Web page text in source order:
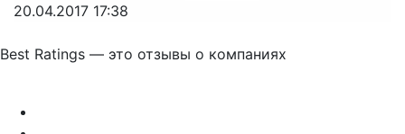
20.04.2017 17:38
Best Ratings — это отзывы о компаниях